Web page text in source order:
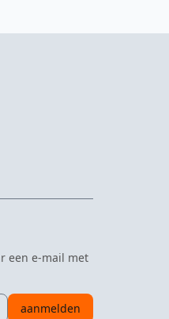
een e-mail met
aanmelden